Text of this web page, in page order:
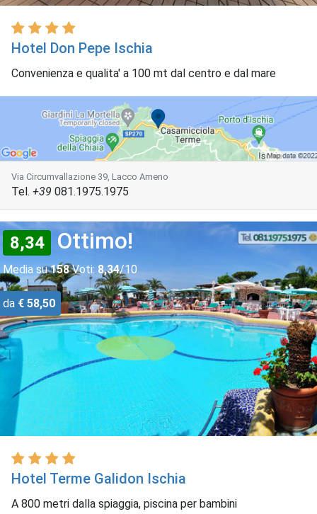
Hotel Don Pepe Ischia
Convenienza e qualita' a 100 mt dal centro e dal mare
Via Circumvallazione 39, Lacco Ameno
Tel. +39 081.1975.1975
8,34 Ottimo!
Media su158Voti: 8,34/10
da € 58,50
Hotel Terme Galidon Ischia
A 800 metri dalla spiaggia, piscina per bambini